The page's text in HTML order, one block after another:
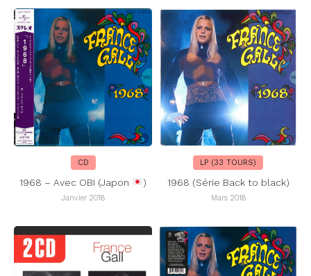
CD
1968 – Avec OBI (Japon )
Janvier 2018
LP (33 TOURS)
1968 (Série Back to black)
Mars 2018